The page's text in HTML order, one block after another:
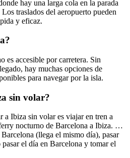
hay una larga cola en la parada
traslados del aeropuerto pueden
y eficaz.
es accesible por carretera. Sin
hay muchas opciones de
para navegar por la isla.
sin volar?
a Ibiza sin volar es viajar en tren a
nocturno de Barcelona a Ibiza. …
(llega el mismo día), pasar
el día en Barcelona y tomar el